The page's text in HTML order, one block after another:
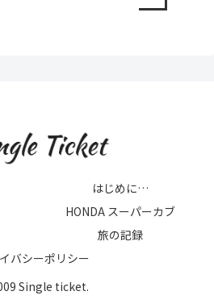
はじめに…
HONDA スーパーカブ
旅の記録
バシーポリシー
Single ticket.